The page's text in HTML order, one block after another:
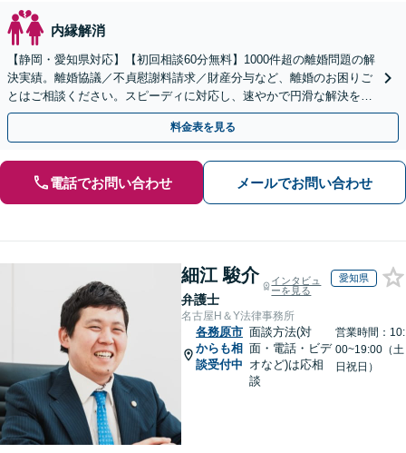
内縁解消
【静岡・愛知県対応】【初回相談60分無料】1000件超の離婚問題の解
決実績。離婚協議／不貞慰謝料請求／財産分与など、離婚のお困りご
とはご相談ください。スピーディに対応し、速やかで円滑な解決を目
指します【女性弁護士・男性弁護士どちらも所属】
料金表を見る
電話でお問い合わせ メールでお問い合わせ
細江 駿介
弁護士
インタビュ
ーを見る
愛知県
名古屋H＆Y法律事務所
各務原市
からも相
談受付中
面談方法(対
面・電話・ビデ
オなど)は応相
談
営業時間：10:
00~19:00（土
日祝日）